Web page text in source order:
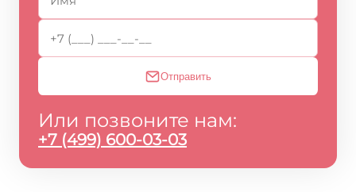
Отправить
Или позвоните нам:
+7 (499) 600-03-03